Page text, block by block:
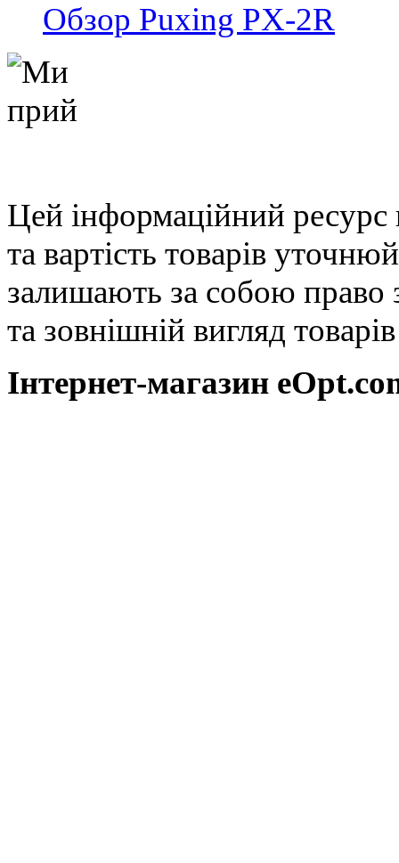
Обзор Puxing PX-2R
Цей інформаційний
та вартість товарів
залишають за собою право
та зовнішній вигляд
Інтернет-магазин